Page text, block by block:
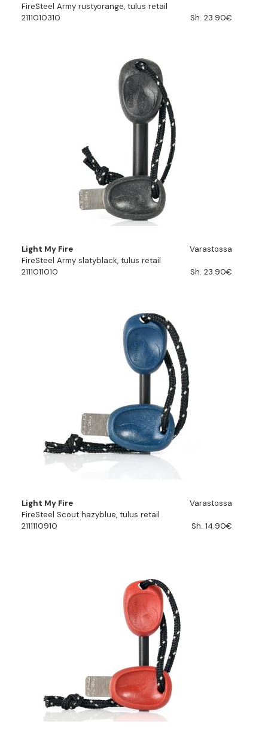
FireSteel Army rustyorange, tulus retail
2111010310
Sh. 23.90€
Light My Fire
Varastossa
FireSteel Army slatyblack, tulus retail
2111011010
Sh. 23.90€
Light My Fire
Varastossa
FireSteel Scout hazyblue, tulus retail
2111110910
Sh. 14.90€